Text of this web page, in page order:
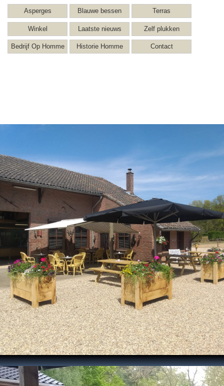
Asperges Blauwe bessen Terras
Winkel Laatste nieuws Zelf plukken
Bedrijf Op Homme Historie Homme Contact